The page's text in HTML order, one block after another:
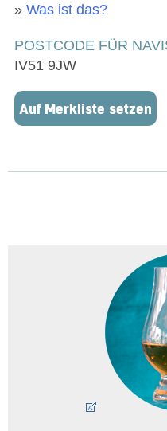
» Was ist das?
POSTCODE FÜR
IV51 9JW
Auf Merkliste setzen